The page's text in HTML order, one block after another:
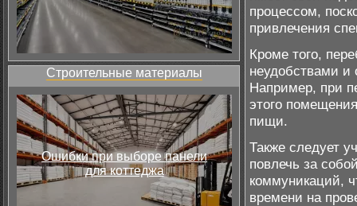
Строительные материалы
Ошибки при выборе панели
для коттеджа
процессом,
привлечения
Кроме того,
неудобствами и
Например, при
этого
пищи.
Также следует
повлечь за
коммуникаций,
времени на